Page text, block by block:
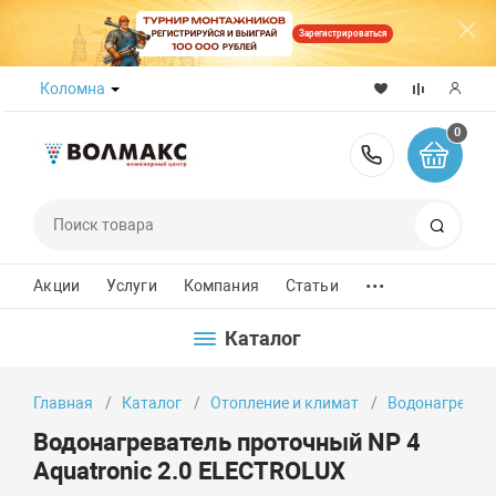
Зарегистрироваться
Коломна
8 (800)
0
Акции Услуги Компания Статьи ...
Каталог
Главная Каталог Отопление и климат
Водонагреватель проточный NP 4
Aquatronic 2.0 ELECTROLUX